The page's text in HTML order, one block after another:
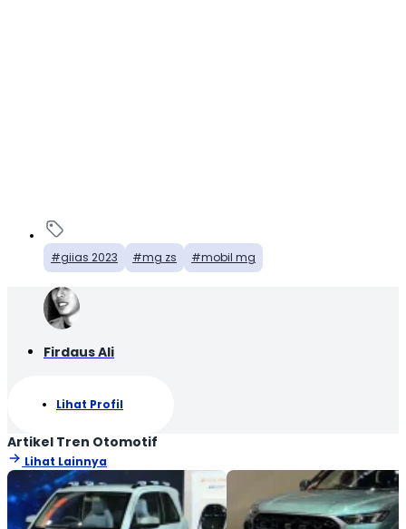
giias 2023 mg zs mobil mg
Firdaus Ali
Lihat Profil
Artikel Tren Otomotif
Lihat Lainnya